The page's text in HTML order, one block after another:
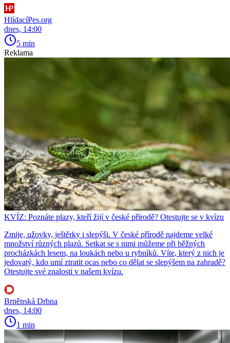
HlídacíPes.org
dnes, 14:00
5 min
Reklama
KVÍZ: Poznáte plazy, kteří žijí v české přírodě? Otestujte se v kvízu
Zmije, užovky, ještěrky i slepýši. V české přírodě najdeme velké
množství různých plazů. Setkat se s nimi můžeme při běžných
procházkách lesem, na loukách nebo u rybníků. Víte, který z nich je
jedovatý, kdo umí ztratit ocas nebo co dělat se slepýšem na zahradě?
Otestujte své znalosti v našem kvízu.
Brněnská Drbna
dnes, 14:00
1 min